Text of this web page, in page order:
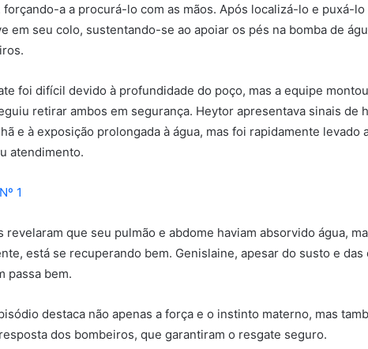
forçando-a a procurá-lo com as mãos. Após localizá-lo e puxá-
em seu colo, sustentando-se ao apoiar os pés na bomba de
foi difícil devido à profundidade do poço, mas a equipe
retirar ambos em segurança. Heytor apresentava sinais de
e à exposição prolongada à água, mas foi rapidamente levado
atendimento.
1
revelaram que seu pulmão e abdome haviam absorvido água,
está se recuperando bem. Genislaine, apesar do susto e
passa bem.
destaca não apenas a força e o instinto materno, mas
dos bombeiros, que garantiram o resgate seguro.